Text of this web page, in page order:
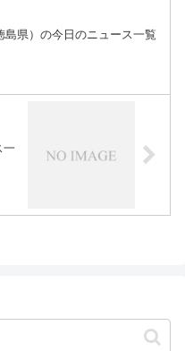
島県）の今日のニュース一覧
一